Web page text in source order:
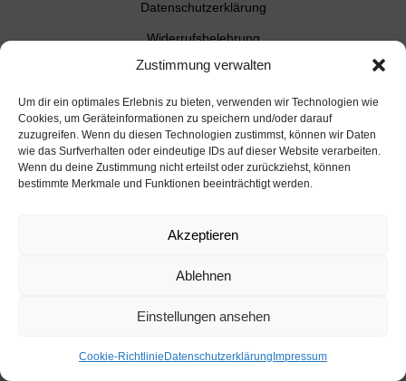
Zustimmung verwalten
Um dir ein optimales Erlebnis zu bieten, verwenden wir Technologien wie
Cookies, um Geräteinformationen zu speichern und/oder darauf
zuzugreifen. Wenn du diesen Technologien zustimmst, können wir Daten
wie das Surfverhalten oder eindeutige IDs auf dieser Website verarbeiten.
Wenn du deine Zustimmung nicht erteilst oder zurückziehst, können
bestimmte Merkmale und Funktionen beeinträchtigt werden.
Akzeptieren
Ablehnen
Einstellungen ansehen
Cookie-Richtlinie Datenschutzerklärung Impressum
Datenschutzerklärung
Widerrufsbelehrung
AGB
Zahlungsarten
Cookie-Richtlinie (EU)
Illmitz Tourismus
Burgenland Info